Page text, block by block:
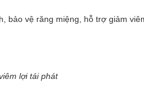
bảo vệ răng miệng, hỗ trợ giảm
lợi tái phát